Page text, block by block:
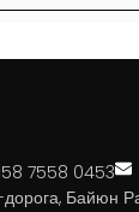
7558 0453
Байюн